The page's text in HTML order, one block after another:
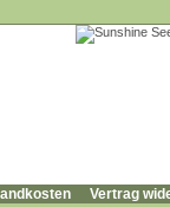
Vertrag